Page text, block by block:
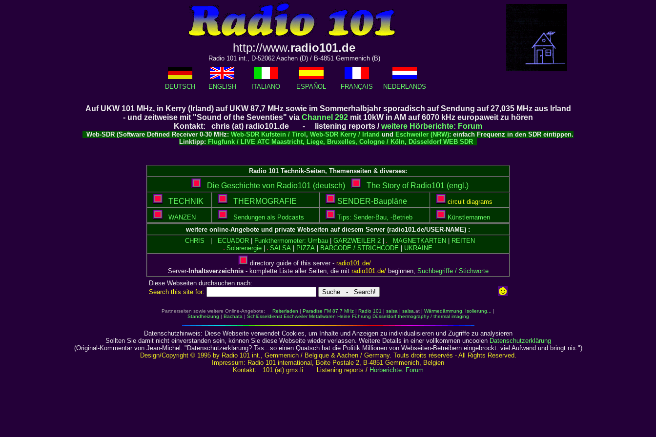
http://www.radio101.de
Radio 101 int., D-52062 Aachen (D) / B-4851 Gemmenich (B)
DEUTSCH ENGLISH ITALIANO ESPAÑOL FRANÇAIS NEDERLANDS
Auf UKW 101 MHz, in Kerry (Irland) auf UKW 87,7 MHz sowie im Sommerhalbjahr sporadisch auf Sendung auf 27,035 MHz aus Irland
- und zeitweise mit "Sound of the Seventies" via Channel 292 mit 10kW in AM auf 6070 kHz europaweit zu hören
Kontakt: chris (at) radio101.de - listening reports /weitere Hörberichte: Forum
Web-SDR (Software Defined Receiver 0-30 MHz: Web-SDR Kufstein / Tirol , Web-SDR Kerry / Irland und Eschweiler (NRW): einfach Frequenz in den SDR eintippen.
Linktipp: Flugfunk / LIVE ATC Maastricht, Liege, Bruxelles, Cologne / Köln, Düsseldorf WEB SDR
Radio 101 Technik-Seiten, Themenseiten & diverses:
Die Geschichte von Radio101 (deutsch)
The Story of Radio101 (engl.)
TECHNIK
THERMOGRAFIE SENDER-Baupläne circuit diagrams
WANZEN Sendungen als Podcasts Tips: Sender-Bau, -Betrieb
Künstlernamen
weitere online-Angebote und private Webseiten auf diesem Server (radio101.de/USER-NAME) :
CHRIS | ECUADOR | Funkthermometer: Umbau | GARZWEILER 2 | MAGNETKARTEN | REITEN
Solarenergie | SALSA | PIZZA | BARCODE / STRICHCODE | UKRAINE
directory guide of this server - radio101.de/
Server-Inhaltsverzeichnis - komplette Liste aller Seiten, die mit radio101.de/ beginnen, Suchbegriffe / Stichworte
Diese Webseiten durchsuchen nach:
Search this site for:
Partnerseiten sowie weitere Online-Angebote: Reiterladen | Paradise FM 87,7 MHz | Radio 101 | salsa | salsa .at | Wärmedämmung, Isolierung,..
|
Standheizung | Bachata | Schlüsseldienst Eschweiler Metallwaren Heine Führung Düsseldorf thermography / thermal imaging
Datenschutzhinweis: Diese Webseite verwendet Cookies, um Inhalte und Anzeigen zu individualisieren und Zugriffe zu analysieren
Sollten Sie damit nicht einverstanden sein, können Sie diese Webseite wieder verlassen. Weitere Details in einer vollkommen uncoolen Datenschutzerklärung
(Original-Kommentar von Jean-Michel: "Datenschutzerklärung? Tss...so einen Quatsch hat die Politik Millionen von Webseiten-Betreibern eingebrockt: viel Aufwand und bringt nix.")
Design/Copyright © 1995 by Radio 101 int., Gemmenich / Belgique & Aachen / Germany. Touts droits réservés - All Rights Reserved.
Impressum: Radio 101 international, Boite Postale 2, B-4851 Gemmenich, Belgien
Kontakt: 101 (at) gmx.li Listening reports / Hörberichte: Forum